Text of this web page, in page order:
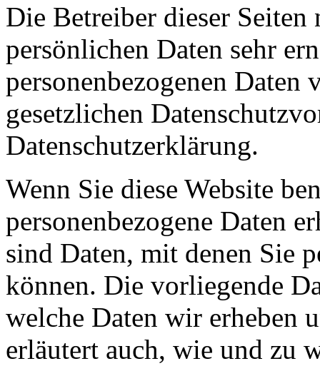
Die Betreiber dieser Seiten
persönlichen Daten sehr
personenbezogenen Daten
gesetzlichen
Datenschutzerklärung.
Wenn Sie diese Website
personenbezogene Daten
sind Daten, mit denen Sie
können. Die vorliegende
welche Daten wir erheben
erläutert auch, wie und zu